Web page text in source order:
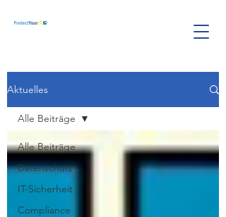
Aktuelles
Alle Beiträge
Datenschutz
IT-Sicherheit
Compliance
Alle Beiträge